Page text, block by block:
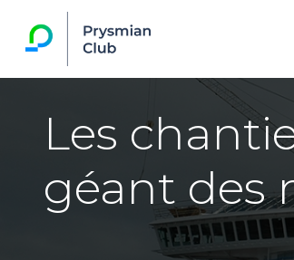
Les
géant des